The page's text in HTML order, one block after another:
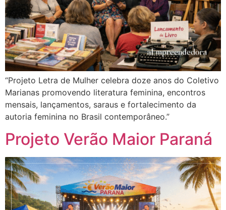
“Projeto Letra de Mulher celebra doze anos do Coletivo
Marianas promovendo literatura feminina, encontros
mensais, lançamentos, saraus e fortalecimento da
autoria feminina no Brasil contemporâneo.”
Projeto Verão Maior Paraná